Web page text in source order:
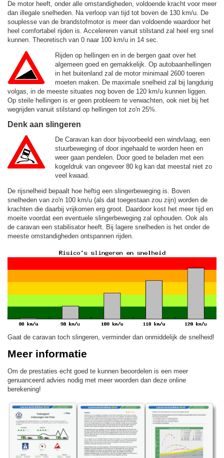
De motor heeft, onder alle omstandigheden, voldoende kracht voor meer
dan illegale snelheden. Na verloop van tijd tot boven de 130 km/u.
De
souplesse van de brandstofmotor is meer dan voldoende waardoor het
heel comfortabel rijden is. Accelereren vanuit stilstand zal heel erg snel
kunnen. Theoretisch van 0 naar 100 km/u in 14 sec.
Rijden op hellingen en in de bergen gaat over het
algemeen goed en gemakkelijk. Op autobaanhellingen
in het buitenland zal de motor minimaal 2600 toeren
moeten maken. De maximale snelheid zal bij langdurig
volgas, in de meeste situates nog boven de 120 km/u kunnen liggen.
Op steile hellingen is er geen probleem te verwachten, ook niet bij het
wegrijden vanuit stilstand op hellingen tot zo'n 25%.
Denk aan slingeren
De Caravan kan door bijvoorbeeld een windvlaag, een
stuurbeweging of door ingehaald te worden heen en
weer gaan pendelen. Door goed te beladen met een
kogeldruk van ongeveer 80 kg kan dat meestal niet zo
veel kwaad.
De rijsnelheid bepaalt hoe heftig een slingerbeweging is. Boven
snelheden van zo'n 100 km/u (als dat toegestaan zou zijn) worden de
krachten die daarbij vrijkomen erg groot. Daardoor kost het meer tijd en
moeite voordat een eventuele slingerbeweging zal ophouden. Ook als
de caravan een stabilisator heeft. Bij lagere snelheden is het onder de
meeste omstandigheden ontspannen rijden.
Gaat de caravan toch slingeren, verminder dan onmiddelijk de snelheid!
Meer informatie
Om de prestaties echt goed te kunnen beoordelen is een meer
genuanceerd advies nodig met meer woorden dan deze online
berekening!